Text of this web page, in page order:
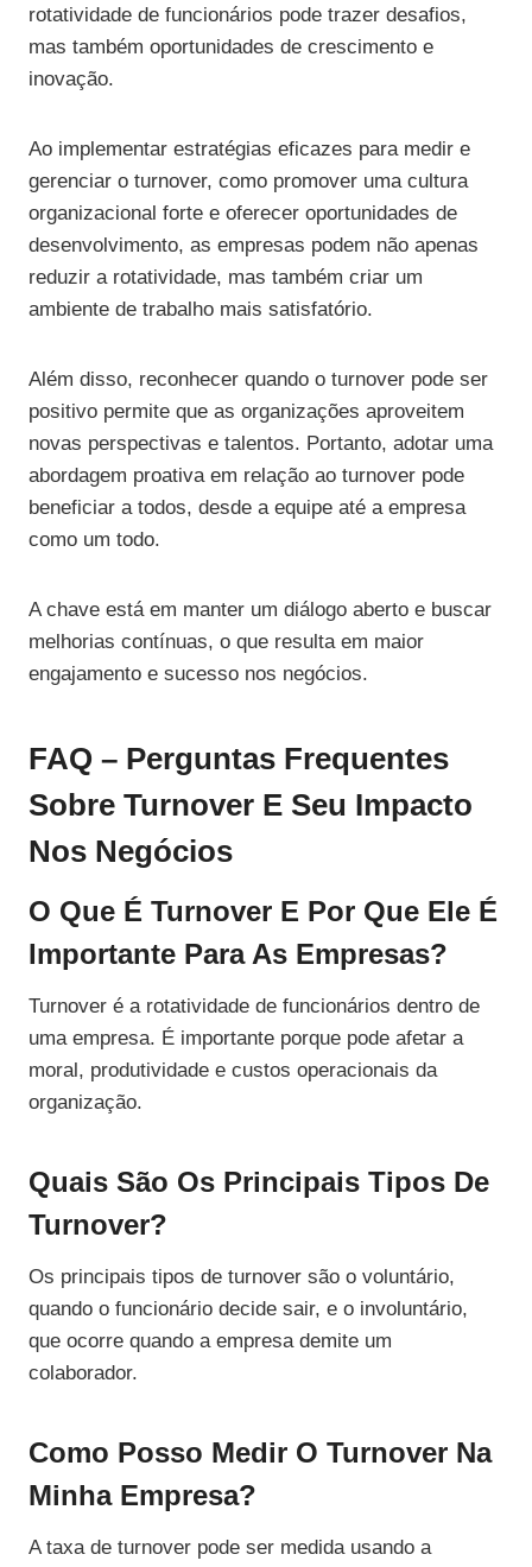
rotatividade de funcionários pode trazer desafios,
mas também oportunidades de crescimento e
inovação.
Ao implementar estratégias eficazes para medir e
gerenciar o turnover, como promover uma cultura
organizacional forte e oferecer oportunidades de
desenvolvimento, as empresas podem não apenas
reduzir a rotatividade, mas também criar um
ambiente de trabalho mais satisfatório.
Além disso, reconhecer quando o turnover pode ser
positivo permite que as organizações aproveitem
novas perspectivas e talentos. Portanto, adotar uma
abordagem proativa em relação ao turnover pode
beneficiar a todos, desde a equipe até a empresa
como um todo.
A chave está em manter um diálogo aberto e buscar
melhorias contínuas, o que resulta em maior
engajamento e sucesso nos negócios.
FAQ – Perguntas Frequentes
Sobre Turnover E Seu Impacto
Nos Negócios
O Que É Turnover E Por Que Ele É
Importante Para As Empresas?
Turnover é a rotatividade de funcionários dentro de
uma empresa. É importante porque pode afetar a
moral, produtividade e custos operacionais da
organização.
Quais São Os Principais Tipos De
Turnover?
Os principais tipos de turnover são o voluntário,
quando o funcionário decide sair, e o involuntário,
que ocorre quando a empresa demite um
colaborador.
Como Posso Medir O Turnover Na
Minha Empresa?
A taxa de turnover pode ser medida usando a